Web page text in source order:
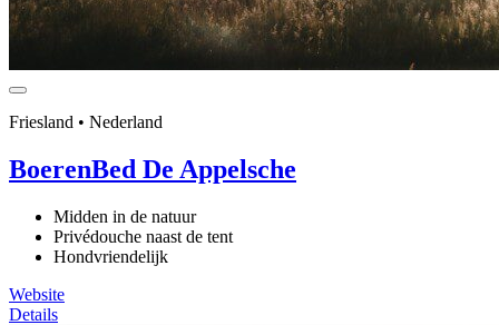
Friesland • Nederland
BoerenBed De Appelsche
Midden in de natuur
Privédouche naast de tent
Hondvriendelijk
Website
Details